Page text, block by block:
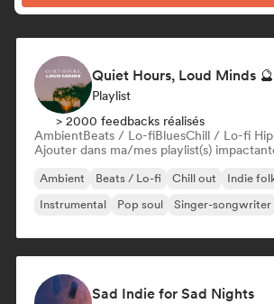
Playlist
> 2000 feedbacks réalisés
AmbientBeats / Lo-fiBluesChill / Lo-fi
Ajouter dans ma/mes playlist(s)
Ambient Beats / Lo-fi Chill out Indie
Instrumental
Pop soul Singer-songwriter
Sad Indie for Sad Nights